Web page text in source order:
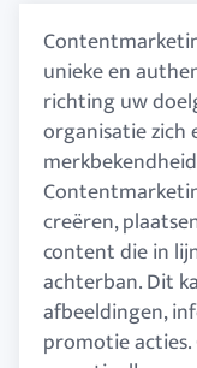
unieke en
richting uw
organisatie
creëren,
content die in
achterban. Dit
afbeeldingen,
promotie